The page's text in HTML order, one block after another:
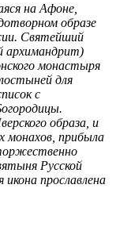
на Афоне,
образе
Святейший
архимандрит)
монастыря
для
с
образа, и
монахов, прибыла
Русской
прославлена